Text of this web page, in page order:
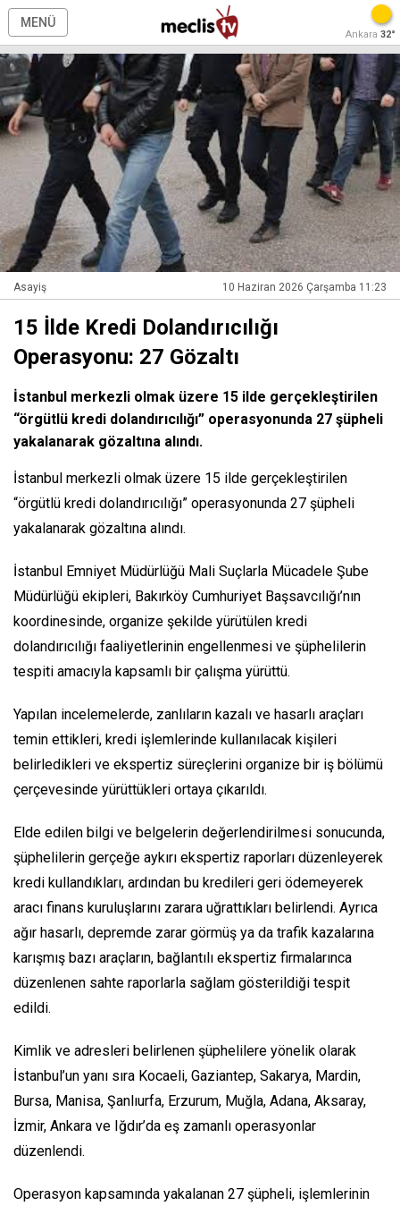
MENÜ
Ankara 32°
Asayiş 10 Haziran 2026 Çarşamba 11:23
15 İlde Kredi Dolandırıcılığı
Operasyonu: 27 Gözaltı
İstanbul merkezli olmak üzere 15 ilde gerçekleştirilen
“örgütlü kredi dolandırıcılığı” operasyonunda 27 şüpheli
yakalanarak gözaltına alındı.
İstanbul merkezli olmak üzere 15 ilde gerçekleştirilen
“örgütlü kredi dolandırıcılığı” operasyonunda 27 şüpheli
yakalanarak gözaltına alındı.
İstanbul Emniyet Müdürlüğü Mali Suçlarla Mücadele Şube
Müdürlüğü ekipleri, Bakırköy Cumhuriyet Başsavcılığı’nın
koordinesinde, organize şekilde yürütülen kredi
dolandırıcılığı faaliyetlerinin engellenmesi ve şüphelilerin
tespiti amacıyla kapsamlı bir çalışma yürüttü.
Yapılan incelemelerde, zanlıların kazalı ve hasarlı araçları
temin ettikleri, kredi işlemlerinde kullanılacak kişileri
belirledikleri ve ekspertiz süreçlerini organize bir iş bölümü
çerçevesinde yürüttükleri ortaya çıkarıldı.
Elde edilen bilgi ve belgelerin değerlendirilmesi sonucunda,
şüphelilerin gerçeğe aykırı ekspertiz raporları düzenleyerek
kredi kullandıkları, ardından bu kredileri geri ödemeyerek
aracı finans kuruluşlarını zarara uğrattıkları belirlendi. Ayrıca
ağır hasarlı, depremde zarar görmüş ya da trafik kazalarına
karışmış bazı araçların, bağlantılı ekspertiz firmalarınca
düzenlenen sahte raporlarla sağlam gösterildiği tespit
edildi.
Kimlik ve adresleri belirlenen şüphelilere yönelik olarak
İstanbul’un yanı sıra Kocaeli, Gaziantep, Sakarya, Mardin,
Bursa, Manisa, Şanlıurfa, Erzurum, Muğla, Adana, Aksaray,
İzmir, Ankara ve Iğdır’da eş zamanlı operasyonlar
düzenlendi.
Operasyon kapsamında yakalanan 27 şüpheli, işlemlerinin